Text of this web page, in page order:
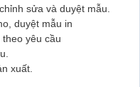
sửa và duyệt mẫu.
duyệt mẫu in
yêu cầu
xuất.